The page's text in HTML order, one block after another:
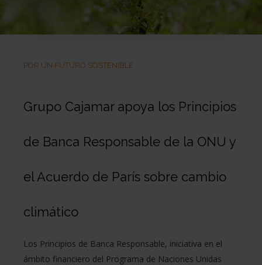
POR UN FUTURO SOSTENIBLE
Grupo Cajamar apoya los Principios
de Banca Responsable de la ONU y
el Acuerdo de París sobre cambio
climático
Los Principios de Banca Responsable, iniciativa en el
ámbito financiero del Programa de Naciones Unidas